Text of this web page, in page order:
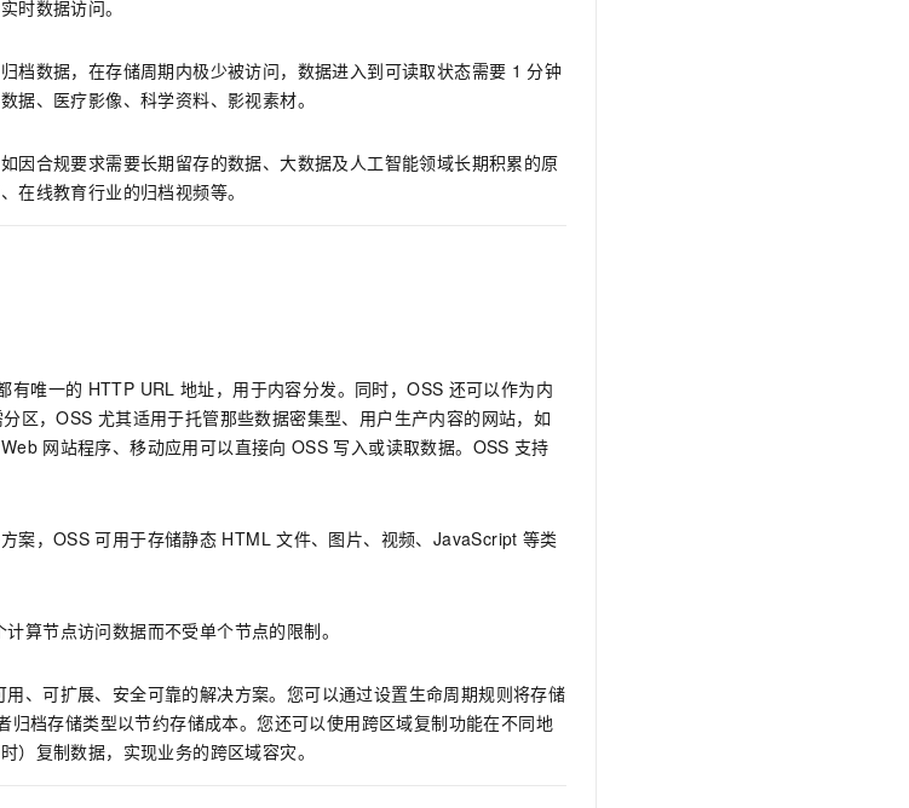
时数据访问。
档数据，在存储周期内极少被访问，数据进入到可读取状态需要 1 分钟
据、医疗影像、科学资料、影视素材。
因合规要求需要长期留存的数据、大数据及人工智能领域长期积累的原
在线教育行业的归档视频等。
有唯一的 HTTP URL 地址，用于内容分发。同时，OSS 还可以作为内
区，OSS 尤其适用于托管那些数据密集型、用户生产内容的网站，如
网站程序、移动应用可以直接向 OSS 写入或读取数据。OSS 支持
案，OSS 可用于存储静态 HTML 文件、图片、视频、JavaScript 等类
算节点访问数据而不受单个节点的限制。
、可扩展、安全可靠的解决方案。您可以通过设置生命周期规则将存储
归档存储类型以节约存储成本。您还可以使用跨区域复制功能在不同地
）复制数据，实现业务的跨区域容灾。